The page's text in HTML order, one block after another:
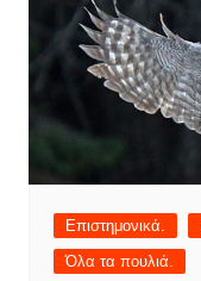
Επιστημονικά.
Όλα τα πουλιά.